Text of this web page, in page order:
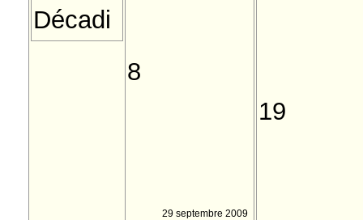
Décadi
8
29 septembre 2009
19